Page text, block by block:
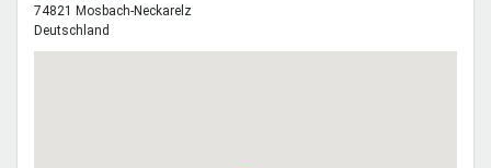
74821 Mosbach-Neckarelz
Deutschland